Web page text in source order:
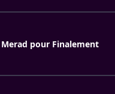
pour Finalement